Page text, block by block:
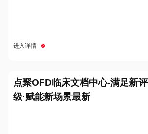
进入详情
点聚OFD临床文档中心-满足新评
级·赋能新场景最新